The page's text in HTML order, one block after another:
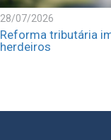
28/07/2026
Reforma tributária
herdeiros